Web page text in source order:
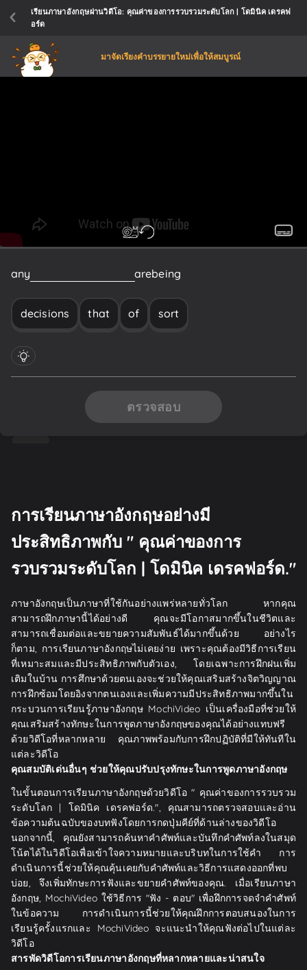
เรียนภาษาอังกฤษผ่านวิดีโอ: คุณค่าของการรวบรวมระดับโลก | โดมินิค เดรคฟ
อร์ด
มาจัดเรียงคำบรรยายใหม่เพื่อให้สมบูรณ์
any arebeing
decisions that of sort
ตรวจสอบ
การเรียนภาษาอังกฤษอย่างมี
ประสิทธิภาพกับ " คุณค่าของการ
รวบรวมระดับโลก | โดมินิค เดรคฟอร์ด."
ภาษาอังกฤษเป็นภาษาที่ใช้กันอย่างแพร่หลายทั่วโลก หากคุณ
สามารถฝึกภาษานี้ได้อย่างดี คุณจะมีโอกาสมากขึ้นในชีวิตและ
สามารถเชื่อมต่อและขยายความสัมพันธ์ได้มากขึ้นด้วย อย่างไร
ก็ตาม, การเรียนภาษาอังกฤษไม่เคยง่าย เพราะคุณต้องมีวิธีการเรียน
ที่เหมาะสมและมีประสิทธิภาพกับตัวเอง, โดยเฉพาะการฝึกฝนเพิ่ม
เติมในบ้าน การศึกษาด้วยตนเองจะช่วยให้คุณเสริมสร้างจิตวิญญาณ
การฝึกซ้อมโดยอิงจากตนเองและเพิ่มความมีประสิทธิภาพมากขึ้นใน
กระบวนการเรียนรู้ภาษาอังกฤษ MochiVideo เป็นเครื่องมือที่ช่วยให้
คุณเสริมสร้างทักษะในการพูดภาษาอังกฤษของคุณได้อย่างแทบฟรี
ด้วยวิดีโอที่หลากหลาย คุณภาพพร้อมกับการฝึกปฏิบัติที่มีให้ทันทีใน
แต่ละวิดีโอ
คุณสมบัติเด่นอื่นๆ ช่วยให้คุณปรับปรุงทักษะในการพูดภาษาอังกฤษ
ในขั้นตอนการเรียนภาษาอังกฤษด้วยวิดีโอ " คุณค่าของการรวบรวม
ระดับโลก | โดมินิค เดรคฟอร์ด.", คุณสามารถตรวจสอบและอ่าน
ข้อความต้นฉบับของบทฟังโดยการกดปุ่มคีย์ที่ด้านล่างของวิดีโอ
นอกจากนี้, คุณยังสามารถค้นหาคำศัพท์และบันทึกคำศัพท์ลงในสมุด
โน้ตได้ในวิดีโอเพื่อเข้าใจความหมายและบริบทในการใช้คำ การ
ดำเนินการนี้ช่วยให้คุณคุ้นเคยกับคำศัพท์และวิธีการแสดงออกที่พบ
บ่อย, จึงเพิ่มทักษะการฟังและขยายคำศัพท์ของคุณ. เมื่อเรียนภาษา
อังกฤษ, MochiVideo ใช้วิธีการ "ฟัง - ตอบ" เพื่อฝึกการจดจำคำศัพท์
ในข้อความ การดำเนินการนี้ช่วยให้คุณฝึกการตอบสนองในการ
เรียนรู้ครั้งแรกและ MochiVideo จะแนะนำให้คุณฟังต่อไปในแต่ละ
วิดีโอ
สารพัดวิดีโอการเรียนภาษาอังกฤษที่หลากหลายและน่าสนใจ